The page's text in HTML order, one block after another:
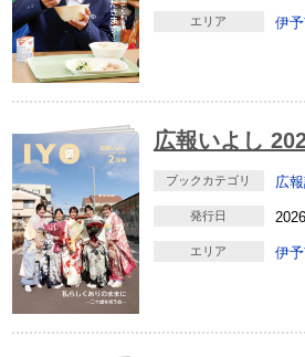
エリア 伊
広報いよし
ブックカテゴリ 広
発行日
エリア 伊